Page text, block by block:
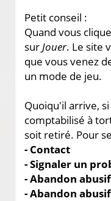
Petit conseil :
Quand vous
surJouer. Le site
que vous venez
un mode de jeu.
Quoiqu'il arrive,
comptabilisé à
soit retiré. Pour
- Contact
- Signaler un
- Abandon abusif
- Abandon